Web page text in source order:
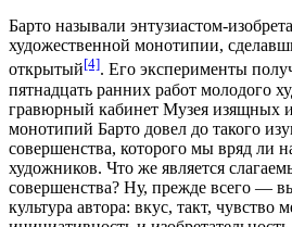
Барто называли энтузиастом-
художественной монотипии,
открытый[4]. Его эксперименты
пятнадцать ранних работ молодого
гравюрный кабинет Музея изящных
монотипий Барто довел до такого
совершенства, которого мы вряд ли
художников. Что же является
совершенства? Ну, прежде всего —
культура автора: вкус, такт,